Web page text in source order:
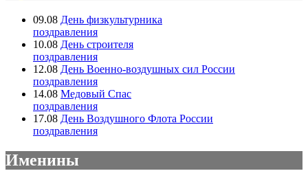
09.08 День физкультурника
поздравления
10.08 День строителя
поздравления
12.08 День Военно-воздушных сил России
поздравления
14.08 Медовый Спас
поздравления
17.08 День Воздушного Флота России
поздравления
Именины